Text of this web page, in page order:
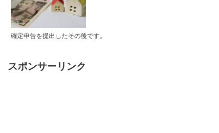
確定申告を提出したその後です。
スポンサーリンク